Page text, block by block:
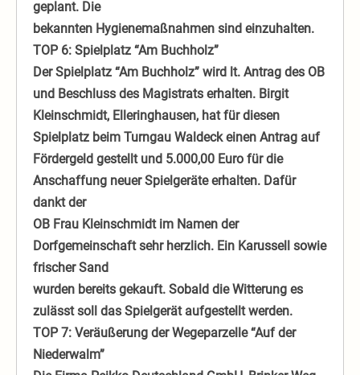
geplant. Die
bekannten Hygienemaßnahmen sind einzuhalten.
TOP 6: Spielplatz “Am Buchholz”
Der Spielplatz “Am Buchholz” wird lt. Antrag des OB
und Beschluss des Magistrats erhalten. Birgit
Kleinschmidt, Elleringhausen, hat für diesen
Spielplatz beim Turngau Waldeck einen Antrag auf
Fördergeld gestellt und 5.000,00 Euro für die
Anschaffung neuer Spielgeräte erhalten. Dafür
dankt der
OB Frau Kleinschmidt im Namen der
Dorfgemeinschaft sehr herzlich. Ein Karussell sowie
frischer Sand
wurden bereits gekauft. Sobald die Witterung es
zulässt soll das Spielgerät aufgestellt werden.
TOP 7: Veräußerung der Wegeparzelle “Auf der
Niederwalm”